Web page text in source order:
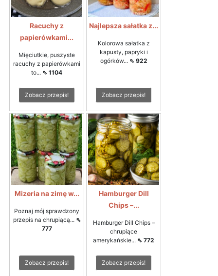
Racuchy z
papierówkami...
Mięciutkie, puszyste
racuchy z papierówkami
to... ⇖ 1104
Zobacz przepis!
Najlepsza sałatka z...
Kolorowa sałatka z
kapusty, papryki i
ogórków... ⇖ 922
Zobacz przepis!
Mizeria na zimę w...
Poznaj mój sprawdzony
przepis na chrupiącą... ⇖
777
Zobacz przepis!
Hamburger Dill
Chips –...
Hamburger Dill Chips –
chrupiące
amerykańskie... ⇖ 772
Zobacz przepis!